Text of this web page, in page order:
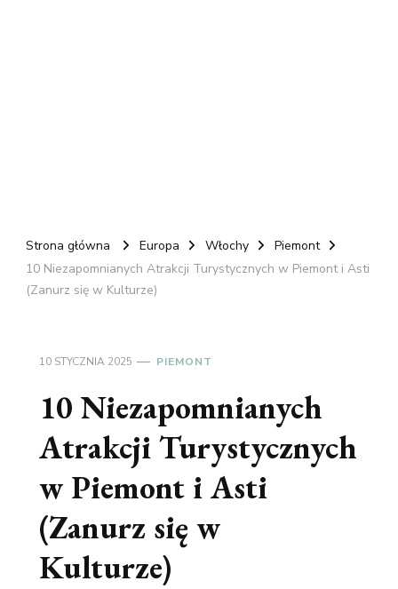
Strona główna Europa Włochy
Piemont
10 Niezapomnianych Atrakcji Turystycznych w Piemont i Asti
(Zanurz się w Kulturze)
10 STYCZNIA 2025 PIEMONT
10 Niezapomnianych
Atrakcji Turystycznych
w Piemont i Asti
(Zanurz się w
Kulturze)